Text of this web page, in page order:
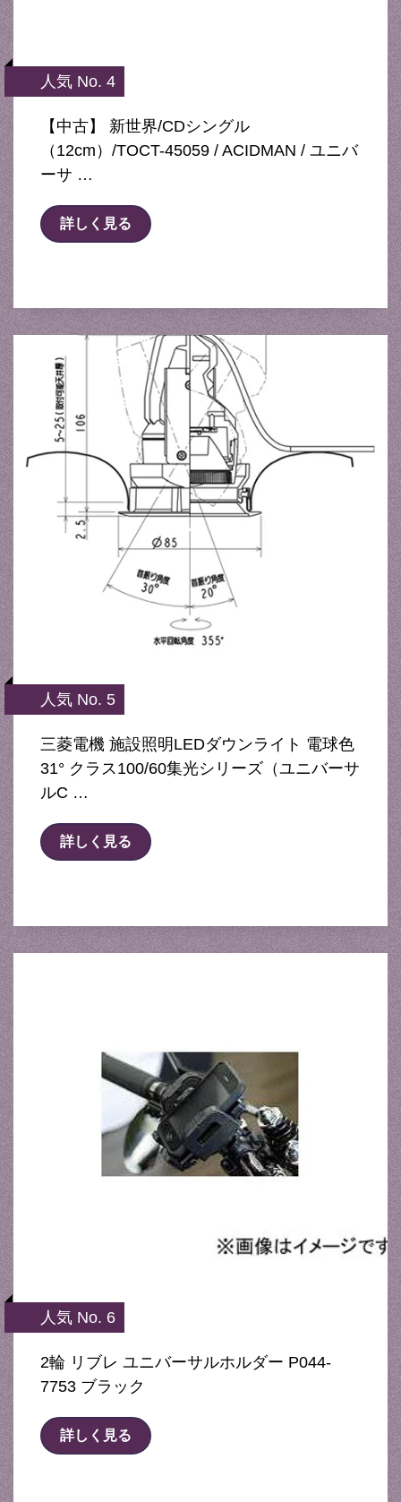
人気 No. 4
【中古】 新世界/CDシングル
（12cm）/TOCT-45059 / ACIDMAN / ユニバ
ーサ …
詳しく見る
人気 No. 5
三菱電機 施設照明LEDダウンライト 電球色
31° クラス100/60集光シリーズ（ユニバーサ
ルC …
詳しく見る
人気 No. 6
2輪 リブレ ユニバーサルホルダー P044-
7753 ブラック
詳しく見る